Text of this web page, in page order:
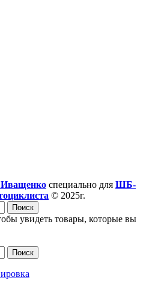
Иващенко специально для ШБ-
© 2025г.
Поиск
увидеть товары, которые вы
Поиск